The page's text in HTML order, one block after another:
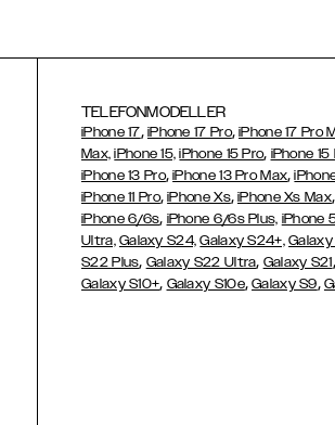
TELEFONMODELLER
iPhone 17, iPhone 17 Pro,iPhone 17 Pro
Max, iPhone 15, iPhone 15 Pro, iPhone 15
iPhone 13 Pro,iPhone 13 Pro Max,
iPhone 11 Pro,iPhone Xs,iPhone Xs Max
iPhone 6/6s, iPhone 6/6s Plus, iPhone
Ultra, Galaxy S24, Galaxy S24+,
S22 Plus, Galaxy S22 Ultra, Galaxy S21,
Galaxy S10+, Galaxy S10e,Galaxy S9,